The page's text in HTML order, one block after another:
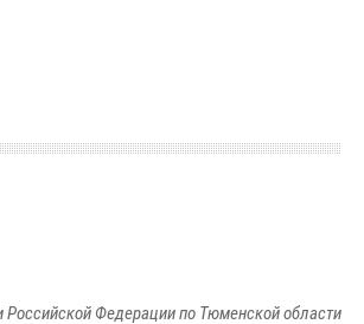
Федерации по Тюменской области